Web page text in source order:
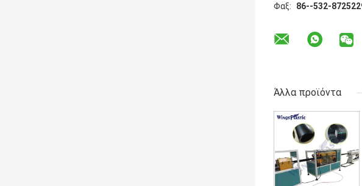
Φαξ:
86--532-
Άλλα προϊόντα